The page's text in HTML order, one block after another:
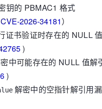
钥的 PBMAC1 格式
CVE-2026-34181）
证书验证时存在的 NULL
)
中可能存在的 NULL 值解
)
解密中的空指针解引用漏